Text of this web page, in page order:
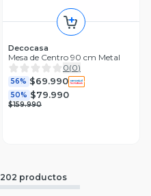
Decocasa
Mesa de Centro 90 cm Metal
0(0)
56% $69.990
50% $79.990
$159.990
202 productos